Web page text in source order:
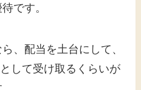
です。
、配当を土台にして、
して受け取るくらいが